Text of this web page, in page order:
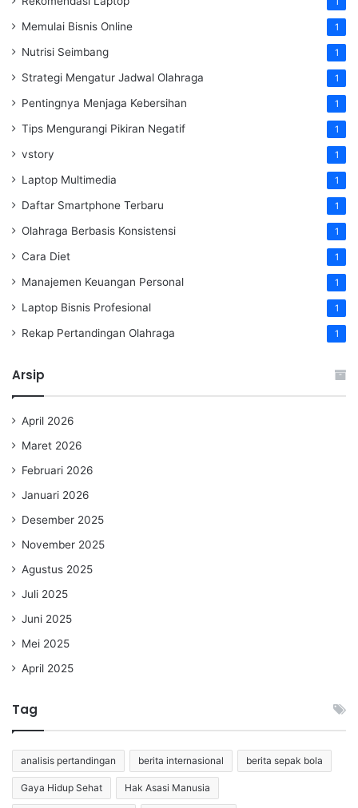
Memulai Bisnis Online 1
Nutrisi Seimbang 1
Strategi Mengatur Jadwal Olahraga 1
Pentingnya Menjaga Kebersihan 1
Tips Mengurangi Pikiran Negatif 1
vstory 1
Laptop Multimedia 1
Daftar Smartphone Terbaru 1
Olahraga Berbasis Konsistensi 1
Cara Diet 1
Manajemen Keuangan Personal 1
Laptop Bisnis Profesional 1
Rekap Pertandingan Olahraga 1
Arsip
April 2026
Maret 2026
Februari 2026
Januari 2026
Desember 2025
November 2025
Agustus 2025
Juli 2025
Juni 2025
Mei 2025
April 2025
Tag
analisis pertandingan berita internasional berita sepak bola
Gaya Hidup Sehat Hak Asasi Manusia